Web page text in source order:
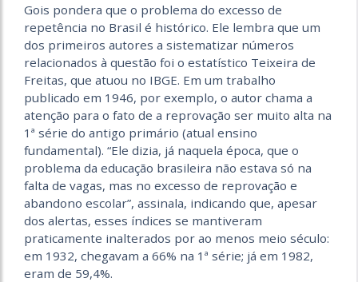
Gois pondera que o problema do excesso de
repetência no Brasil é histórico. Ele lembra que um
dos primeiros autores a sistematizar números
relacionados à questão foi o estatístico Teixeira de
Freitas, que atuou no IBGE. Em um trabalho
publicado em 1946, por exemplo, o autor chama a
atenção para o fato de a reprovação ser muito alta na
1ª série do antigo primário (atual ensino
fundamental). “Ele dizia, já naquela época, que o
problema da educação brasileira não estava só na
falta de vagas, mas no excesso de reprovação e
abandono escolar”, assinala, indicando que, apesar
dos alertas, esses índices se mantiveram
praticamente inalterados por ao menos meio século:
em 1932, chegavam a 66% na 1ª série; já em 1982,
eram de 59,4%.